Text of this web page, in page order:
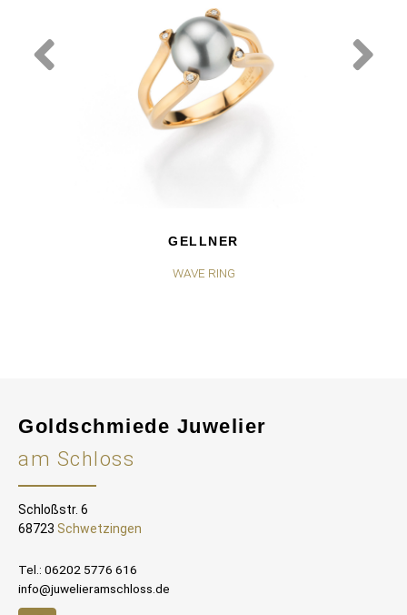
GELLNER
WAVE RING
Goldschmiede Juwelier
am Schloss
Schloßstr. 6
68723 Schwetzingen
Tel.: 06202 5776 616
info@juwelieramschloss.de